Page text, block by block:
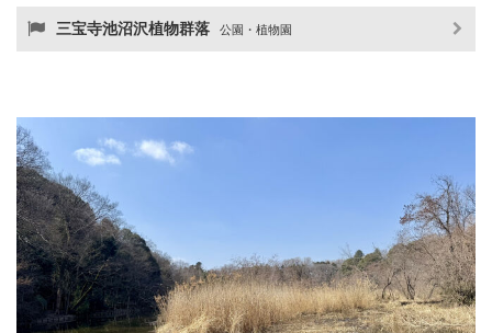
三宝寺池沼沢植物群落 公園・植物園